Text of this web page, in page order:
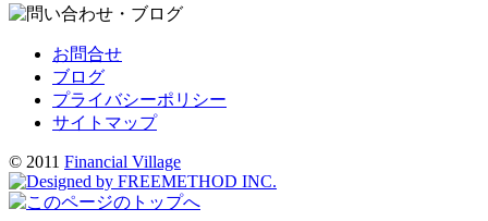
お問合せ
ブログ
プライバシーポリシー
サイトマップ
© 2011 Financial Village